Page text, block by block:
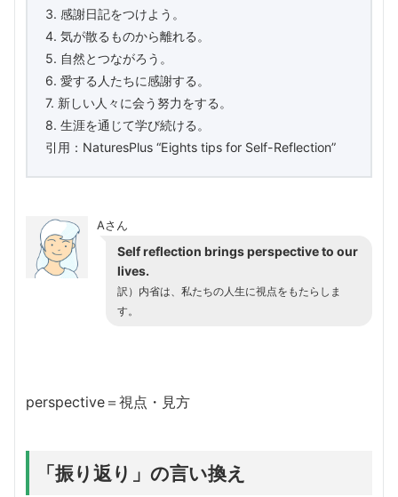
3. 感謝日記をつけよう。
4. 気が散るものから離れる。
5. 自然とつながろう。
6. 愛する人たちに感謝する。
7. 新しい人々に会う努力をする。
8. 生涯を通じて学び続ける。
引用：NaturesPlus “Eights tips for Self-Reflection”
Aさん
Self reflection brings perspective to our
lives.
訳）内省は、私たちの人生に視点をもたらしま
す。
perspective＝視点・見方
「振り返り」の言い換え